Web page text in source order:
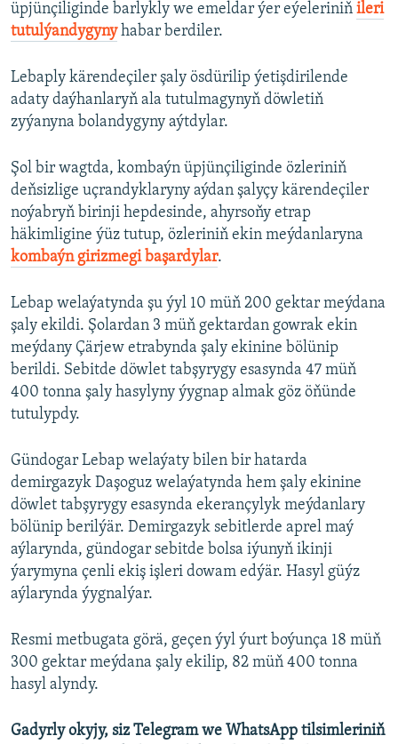
üpjünçiliginde barlykly we emeldar ýer eýeleriniň ileri
tutulýandygynyhabar berdiler.
Lebaply kärendeçiler şaly ösdürilip ýetişdirilende
adaty daýhanlaryň ala tutulmagynyň döwletiň
zyýanyna bolandygyny aýtdylar.
Şol bir wagtda, kombaýn üpjünçiliginde özleriniň
deňsizlige uçrandyklaryny aýdan şalyçy kärendeçiler
noýabryň birinji hepdesinde, ahyrsoňy etrap
häkimligine ýüz tutup, özleriniň ekin meýdanlaryna
kombaýn girizmegi başardylar.
Lebap welaýatynda şu ýyl 10 müň 200 gektar meýdana
şaly ekildi. Şolardan 3 müň gektardan gowrak ekin
meýdany Çärjew etrabynda şaly ekinine bölünip
berildi. Sebitde döwlet tabşyrygy esasynda 47 müň
400 tonna şaly hasylyny ýygnap almak göz öňünde
tutulypdy.
Gündogar Lebap welaýaty bilen bir hatarda
demirgazyk Daşoguz welaýatynda hem şaly ekinine
döwlet tabşyrygy esasynda ekerançylyk meýdanlary
bölünip berilýär. Demirgazyk sebitlerde aprel maý
aýlarynda, gündogar sebitde bolsa iýunyň ikinji
ýarymyna çenli ekiş işleri dowam edýär. Hasyl güýz
aýlarynda ýygnalýar.
Resmi metbugata görä, geçen ýyl ýurt boýunça 18 müň
300 gektar meýdana şaly ekilip, 82 müň 400 tonna
hasyl alyndy.
Gadyrly okyjy, siz Telegram we WhatsApp tilsimleriniň